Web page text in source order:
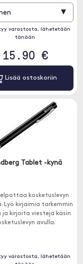
▾
varastosta, lähetetään
tänään
15.90 €
Lisää ostoskoriin
Tablet -kynä
kosketuslevyn
Lyö kirjaimia tarkemmin
ja kirjoita viestejä käsin
avulla.
varastosta, lähetetään